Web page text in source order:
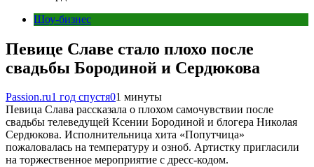
Шоу-бизнес
Певице Славе стало плохо после
свадьбы Бородиной и Сердюкова
Passion.ru1 год спустя01 минуты
Певица Слава рассказала о плохом самочувствии после
свадьбы телеведущей Ксении Бородиной и блогера Николая
Сердюкова. Исполнительница хита «Попутчица»
пожаловалась на температуру и озноб. Артистку пригласили
на торжественное мероприятие с дресс-кодом.